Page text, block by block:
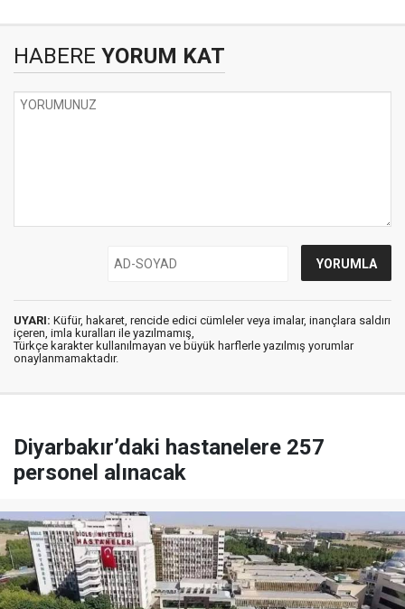
HABERE YORUM KAT
UYARI: Küfür, hakaret, rencide edici cümleler veya imalar, inançlara saldırı
içeren, imla kuralları ile yazılmamış,
Türkçe karakter kullanılmayan ve büyük harflerle yazılmış yorumlar
onaylanmamaktadır.
Diyarbakır’daki hastanelere 257
personel alınacak